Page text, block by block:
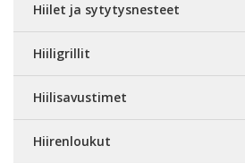
Hiilet ja sytytysnesteet
Hiiligrillit
Hiilisavustimet
Hiirenloukut